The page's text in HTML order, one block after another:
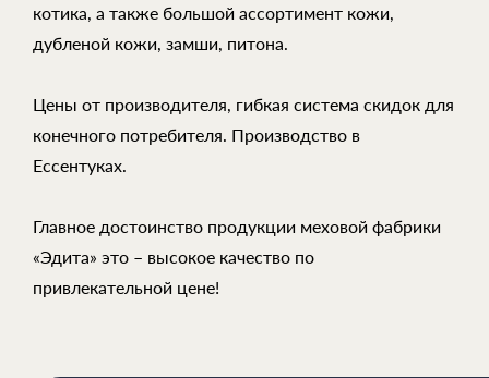
котика, а также большой ассортимент кожи,
дубленой кожи, замши, питона.
Цены от производителя, гибкая система скидок для
конечного потребителя. Производство в
Ессентуках.
Главное достоинство продукции меховой фабрики
«Эдита» это – высокое качество по
привлекательной цене!